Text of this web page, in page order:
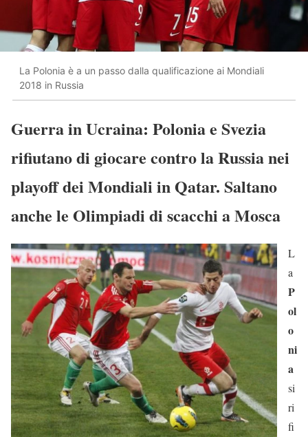
La Polonia è a un passo dalla qualificazione ai Mondiali
2018 in Russia
Guerra in Ucraina: Polonia e Svezia
rifiutano di giocare contro la Russia nei
playoff dei Mondiali in Qatar. Saltano
anche le Olimpiadi di scacchi a Mosca
L
a
P
ol
o
ni
a
si
ri
fi